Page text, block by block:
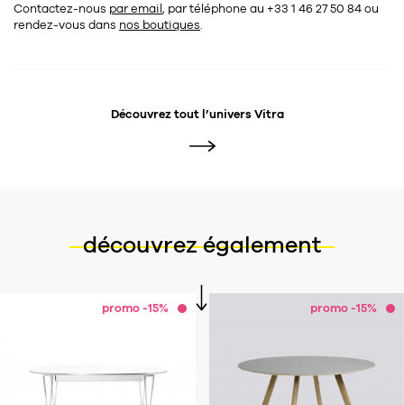
Contactez-nous par email, par téléphone au +33 1 46 27 50 84ou
rendez-vous dans nos boutiques.
Découvrez tout l’univers Vitra
découvrez également
promo -15% promo -15%